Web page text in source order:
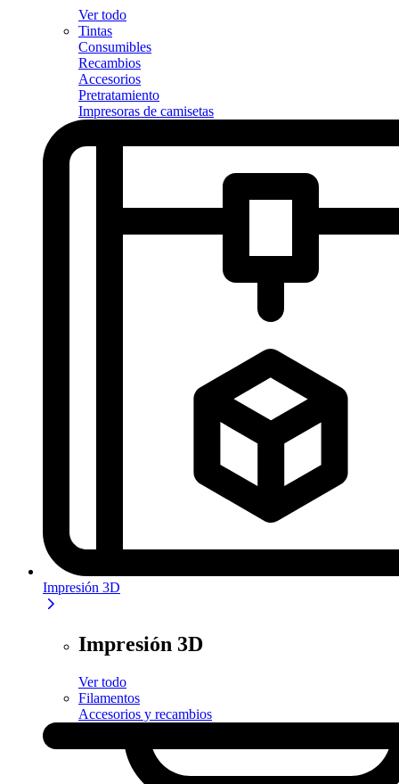
Ver todo
Tintas
Consumibles
Recambios
Accesorios
Pretratamiento
Impresoras de camisetas
Impresión 3D
Impresión 3D
Ver todo
Filamentos
Accesorios y recambios